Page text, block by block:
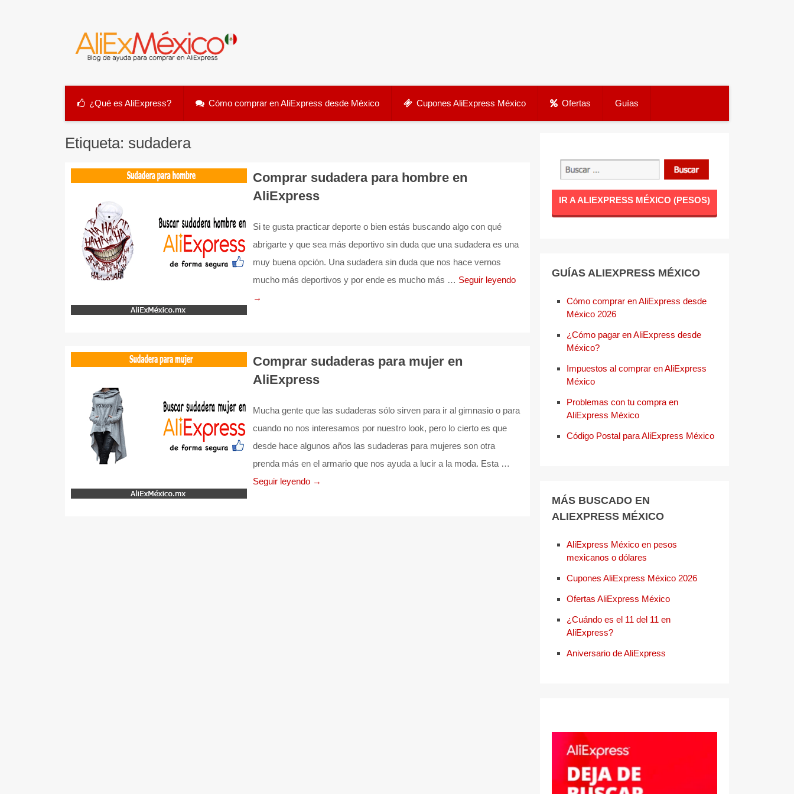
¿Qué es AliExpress? Cómo comprar en AliExpress desde México Cupones AliExpress México Ofertas Guías
Etiqueta: sudadera
Comprar sudadera para hombre en
AliExpress
Si te gusta practicar deporte o bien estás buscando algo con qué
abrigarte y que sea más deportivo sin duda que una sudadera es una
muy buena opción. Una sudadera sin duda que nos hace vernos
mucho más deportivos y por ende es mucho más … Seguir leyendo
→
Comprar sudaderas para mujer en
AliExpress
Mucha gente que las sudaderas sólo sirven para ir al gimnasio o para
cuando no nos interesamos por nuestro look, pero lo cierto es que
desde hace algunos años las sudaderas para mujeres son otra
prenda más en el armario que nos ayuda a lucir a la moda. Esta …
Seguir leyendo →
IR A ALIEXPRESS MÉXICO (PESOS)
GUÍAS ALIEXPRESS MÉXICO
Cómo comprar en AliExpress desde
México 2026
¿Cómo pagar en AliExpress desde
México?
Impuestos al comprar en AliExpress
México
Problemas con tu compra en
AliExpress México
Código Postal para AliExpress México
MÁS BUSCADO EN
ALIEXPRESS MÉXICO
AliExpress México en pesos
mexicanos o dólares
Cupones AliExpress México 2026
Ofertas AliExpress México
¿Cuándo es el 11 del 11 en
AliExpress?
Aniversario de AliExpress